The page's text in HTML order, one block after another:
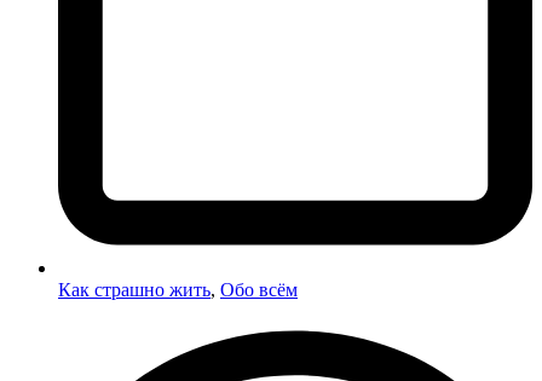
Как страшно жить, Обо всём